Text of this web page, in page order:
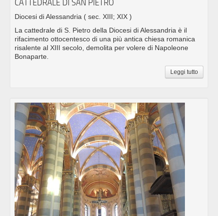
CATTEDRALE DI SAN PIETRO
Diocesi di Alessandria ( sec. XIII; XIX )
La cattedrale di S. Pietro della Diocesi di Alessandria è il
rifacimento ottocentesco di una più antica chiesa romanica
risalente al XIII secolo, demolita per volere di Napoleone
Bonaparte.
Leggi tutto